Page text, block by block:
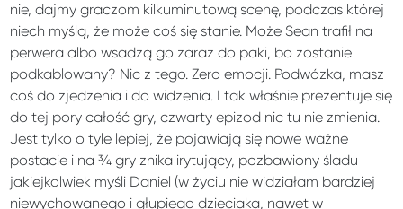
nie, dajmy graczom kilkuminutową scenę, podczas której
niech myślą, że może coś się stanie. Może Sean trafił na
perwera albo wsadzą go zaraz do paki, bo zostanie
podkablowany? Nic z tego. Zero emocji. Podwózka, masz
coś do zjedzenia i do widzenia. I tak właśnie prezentuje się
do tej pory całość gry, czwarty epizod nic tu nie zmienia.
Jest tylko o tyle lepiej, że pojawiają się nowe ważne
postacie i na ¾ gry znika irytujący, pozbawiony śladu
jakiejkolwiek myśli Daniel (w życiu nie widziałam bardziej
niewychowanego i głupiego dzieciaka, nawet w